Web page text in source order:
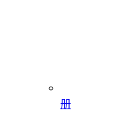
册